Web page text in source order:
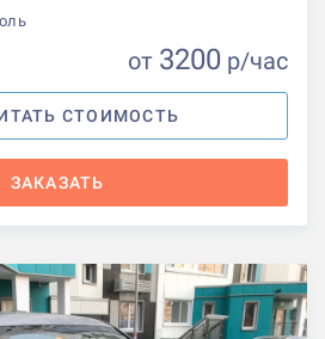
от 3200 р/час
СТОИМОСТЬ
ЗАКАЗАТЬ